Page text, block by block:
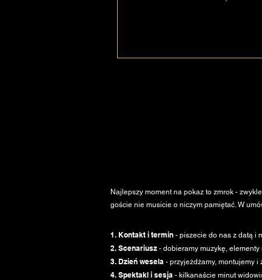
Najlepszy moment na pokaz to zmrok -
goście nie musicie o niczym pamiętać. W
1. Kontakt i termin - piszecie do nas z datą i
2. Scenariusz - dobieramy muzykę,
3. Dzień wesela - przyjeżdżamy, montujemy
4. Spektakl i sesja - kilkanaście minut